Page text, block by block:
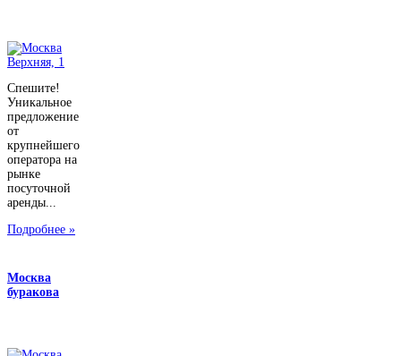
Спешите!
Уникальное
предложение
от
крупнейшего
оператора на
рынке
посуточной
аренды...
Подробнее »
Москва
буракова